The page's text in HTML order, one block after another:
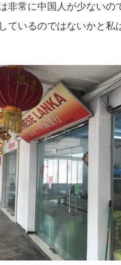
非常に中国人が少ないの
ているのではないかと私